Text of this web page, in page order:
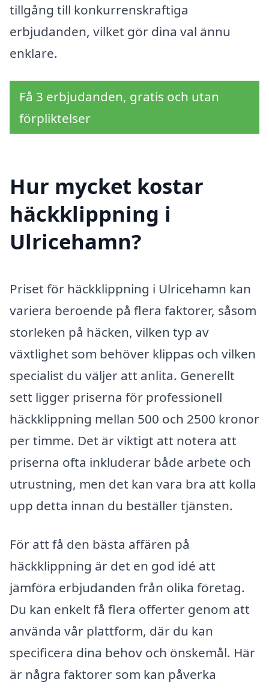
tillgång till konkurrenskraftiga
erbjudanden, vilket gör dina val ännu
enklare.
Få 3 erbjudanden, gratis och utan
förpliktelser
Hur mycket kostar
häckklippning i
Ulricehamn?
Priset för häckklippning i Ulricehamn kan
variera beroende på flera faktorer, såsom
storleken på häcken, vilken typ av
växtlighet som behöver klippas och vilken
specialist du väljer att anlita. Generellt
sett ligger priserna för professionell
häckklippning mellan 500 och 2500 kronor
per timme. Det är viktigt att notera att
priserna ofta inkluderar både arbete och
utrustning, men det kan vara bra att kolla
upp detta innan du beställer tjänsten.
För att få den bästa affären på
häckklippning är det en god idé att
jämföra erbjudanden från olika företag.
Du kan enkelt få flera offerter genom att
använda vår plattform, där du kan
specificera dina behov och önskemål. Här
är några faktorer som kan påverka